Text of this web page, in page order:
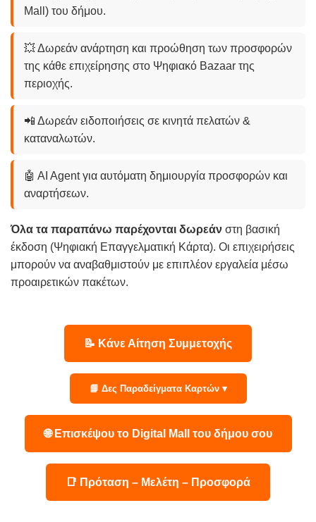
Mall) του δήμου.
💥 Δωρεάν ανάρτηση και προώθηση των προσφορών
της κάθε επιχείρησης στο Ψηφιακό Bazaar της
περιοχής.
📲 Δωρεάν ειδοποιήσεις σε κινητά πελατών &
καταναλωτών.
🤖 AI Agent για αυτόματη δημιουργία προσφορών και
αναρτήσεων.
Όλα τα παραπάνω παρέχονται δωρεάν στη βασική
έκδοση (Ψηφιακή Επαγγελματική Κάρτα). Οι επιχειρήσεις
μπορούν να αναβαθμιστούν με επιπλέον εργαλεία μέσω
προαιρετικών πακέτων.
📝 Κάνε Αίτηση Συμμετοχής
📘 Δες Παραδείγματα Καρτών ▾
🌐 Επισκέψου το Digital Mall του δήμου σου
📑 Πρόταση – Μελέτη – Προσφορά